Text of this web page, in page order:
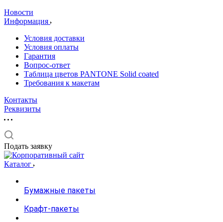
Новости
Информация
Условия доставки
Условия оплаты
Гарантия
Вопрос-ответ
Таблица цветов PANTONE Solid coated
Требования к макетам
Контакты
Реквизиты
Подать заявку
Каталог
Бумажные пакеты
Крафт-пакеты